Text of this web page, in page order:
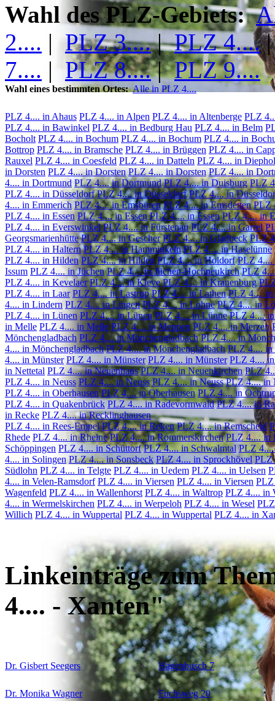
Wahl des PLZ-Gebiets:
2.... |PLZ 3....|PLZ 4....
7.... | PLZ 8....|PLZ 9....
Wahl eines bestimmten Ortes:Alle in PLZ 4....
PLZ 4.... in Ahaus PLZ 4.... in Alpen PLZ 4.... in Altenberge PLZ
PLZ 4.... in Bawinkel PLZ 4.... in Bedburg Hau PLZ 4.... in Belm
Bocholt PLZ 4.... in Bochum PLZ 4.... in Bochum PLZ 4.... in
Bottrop PLZ 4.... in Bramsche PLZ 4.... in Brüggen PLZ 4.... in
Rauxel PLZ 4.... in Coesfeld PLZ 4.... in Datteln PLZ 4.... in
in Dorsten PLZ 4.... in Dorsten PLZ 4.... in Dorsten PLZ 4.... in
4.... in Dortmund PLZ 4.... in Dortmund PLZ 4.... in Duisburg PLZ
PLZ 4.... in Düsseldorf PLZ 4.... in Düsseldorf PLZ 4.... in
4.... in Emmerich PLZ 4.... in Emsbüren PLZ 4.... in Emsdetten PLZ
PLZ 4.... in Essen PLZ 4.... in Essen PLZ 4.... in Essen PLZ 4.... in
PLZ 4.... in Everswinkel PLZ 4.... in Fürstenau PLZ 4.... in Garrel
Georgsmarienhütte PLZ 4.... in Gescher PLZ 4.... in Gladbeck PLZ
PLZ 4.... in Haltern PLZ 4.... in Hamminkeln PLZ 4.... in Haselünne
PLZ 4.... in Hilden PLZ 4.... in Hilden PLZ 4.... in Holdorf PLZ 4....
Issum PLZ 4.... in Jüchen PLZ 4.... in Jüchen-Hochneukirch PLZ
PLZ 4.... in Kevelaer PLZ 4.... in Kleve PLZ 4.... in Kranenburg
PLZ 4.... in Laar PLZ 4.... in Lastrup PLZ 4.... in Lathen PLZ 4.... in
4.... in Lindern PLZ 4.... in Lingen PLZ 4.... in Lohne PLZ 4.... in
PLZ 4.... in Lünen PLZ 4.... in Lünen PLZ 4.... in Lünne PLZ 4....
in Melle PLZ 4.... in Melle PLZ 4.... in Meppen PLZ 4.... in Merzen
Mönchengladbach PLZ 4.... in Mönchengladbach PLZ 4.... in
4.... in Mönchengladbach PLZ 4.... in Mönchengladbach PLZ 4.... in
4.... in Münster PLZ 4.... in Münster PLZ 4.... in Münster PLZ 4....
in Nettetal PLZ 4.... in Neuenhaus PLZ 4.... in Neuenkirchen PLZ
PLZ 4.... in Neuss PLZ 4.... in Neuss PLZ 4.... in Neuss PLZ 4.... in
PLZ 4.... in Oberhausen PLZ 4.... in Oberhausen PLZ 4.... in
PLZ 4.... in Quakenbrück PLZ 4.... in Radevormwald PLZ 4.... in
in Recke PLZ 4.... in Recklinghausen
PLZ 4.... in Rees-Empel PLZ 4.... in Reken PLZ 4.... in Remscheid
Rhede PLZ 4.... in Rheine PLZ 4.... in Rommerskirchen PLZ 4.... in
Schöppingen PLZ 4.... in Schüttorf PLZ 4.... in Schwalmtal PLZ 4....
4.... in Solingen PLZ 4.... in Sonsbeck PLZ 4.... in Sprockhövel PLZ
Südlohn PLZ 4.... in Telgte PLZ 4.... in Uedem PLZ 4.... in Uelsen
4.... in Velen-Ramsdorf PLZ 4.... in Viersen PLZ 4.... in Viersen PLZ
Wagenfeld PLZ 4.... in Wallenhorst PLZ 4.... in Waltrop PLZ 4.... in
4.... in Wermelskirchen PLZ 4.... in Werpeloh PLZ 4.... in Wesel
Willich PLZ 4.... in Wuppertal PLZ 4.... in Wuppertal PLZ 4.... in
Linkeinträge zum
4.... - Xanten"
Dr. Gisbert Seegers Hagenbusch 7
Dr. Monika Wagner Fuchsweg 20